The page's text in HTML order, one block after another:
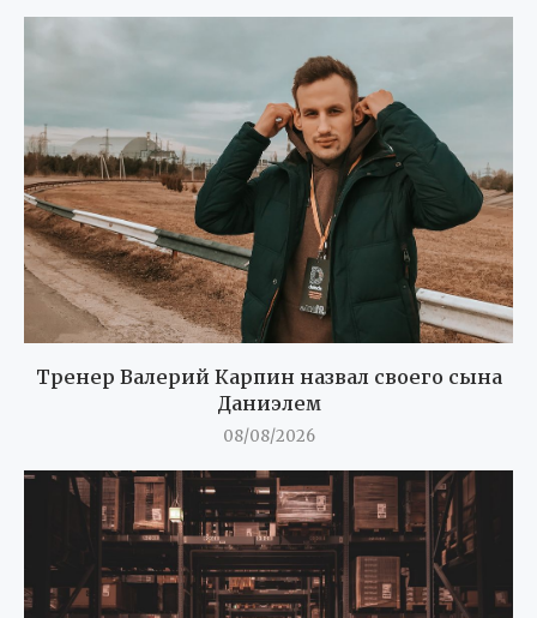
Тренер Валерий Карпин назвал своего сына
Даниэлем
08/08/2026